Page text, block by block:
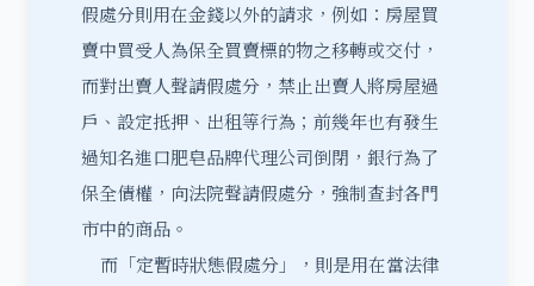
假處分則用在金錢以外的請求，例如：房屋買
賣中買受人為保全買賣標的物之移轉或交付，
而對出賣人聲請假處分，禁止出賣人將房屋過
戶、設定抵押、出租等行為；前幾年也有發生
過知名進口肥皂品牌代理公司倒閉，銀行為了
保全債權，向法院聲請假處分，強制查封各門
市中的商品。
而「定暫時狀態假處分」，則是用在當法律